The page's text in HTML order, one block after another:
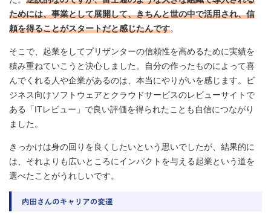
ためには、事業として展開して、きちんと世の中で活用され、信
頼を得ることがスタートだと感じたんです。
そこで、起業をしてプリザンターの信頼性を高めるために実績を
積み重ねていこうと決心しました。自分の作ったものによって喜
んでくれる人や企業があるのは、本当にやりがいを感じます。ビ
ジネス向けソフトウェアとクラウドサービスのレビューサイトで
ある「ITレビュー」で良い評価を得られたことも自信につながり
ました。
きっかけは身の回りを良くしたいという思いでしたが、結果的に
は、それよりも広いところにインパクトを与える起業という道を
選べたことがうれしいです。